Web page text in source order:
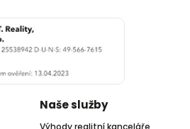
Naše služby
Výhody realitní kanceláře